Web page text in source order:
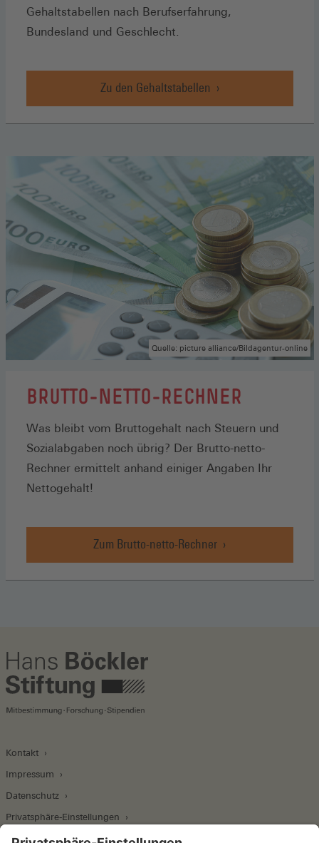
Gehaltstabellen nach Berufserfahrung,
Bundesland und Geschlecht.
Zu den Gehaltstabellen
BRUTTO-NETTO-RECHNER
Was bleibt vom Bruttogehalt nach Steuern und
Sozialabgaben noch übrig? Der Brutto-netto-
Rechner ermittelt anhand einiger Angaben Ihr
Nettogehalt!
Zum Brutto-netto-Rechner
Quelle: picture alliance/Bildagentur-online
Kontakt
Impressum
Datenschutz
Privatsphäre-Einstellungen